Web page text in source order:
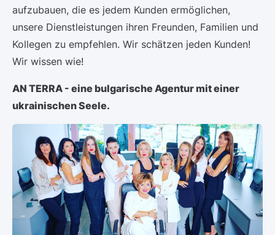
aufzubauen, die es jedem Kunden ermöglichen,
unsere Dienstleistungen ihren Freunden, Familien und
Kollegen zu empfehlen. Wir schätzen jeden Kunden!
Wir wissen wie!
AN TERRA - eine bulgarische Agentur mit einer
ukrainischen Seele.